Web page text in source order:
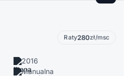
Raty280zł/msc
2016
Manualna